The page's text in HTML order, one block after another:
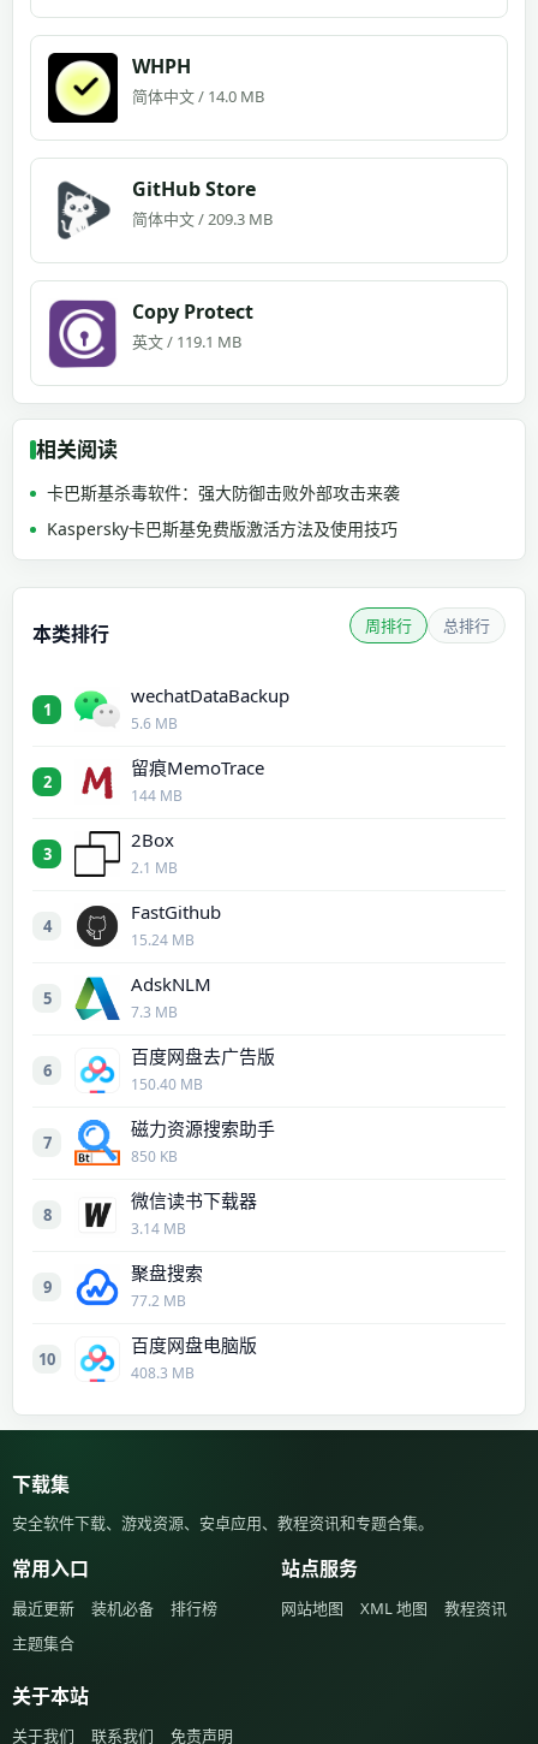
WHPH
简体中文 / 14.0 MB
GitHub Store
简体中文 / 209.3 MB
Copy Protect
英文 / 119.1 MB
相关阅读
卡巴斯基杀毒软件：强大防御击败外部攻击来袭
Kaspersky卡巴斯基免费版激活方法及使用技巧
本类排行 周排行 总排行
1
wechatDataBackup
5.6 MB
2
留痕MemoTrace
144 MB
3
2Box
2.1 MB
4
FastGithub
15.24 MB
5
AdskNLM
7.3 MB
6
百度网盘去广告版
150.40 MB
7
磁力资源搜索助手
850 KB
8
微信读书下载器
3.14 MB
9
聚盘搜索
77.2 MB
10
百度网盘电脑版
408.3 MB
下载集
安全软件下载、游戏资源、安卓应用、教程资讯和专题合集。
常用入口
最近更新 装机必备
排行榜
主题集合
站点服务
网站地图 XML 地图 教程资讯
关于本站
关于我们 联系我们 免责声明